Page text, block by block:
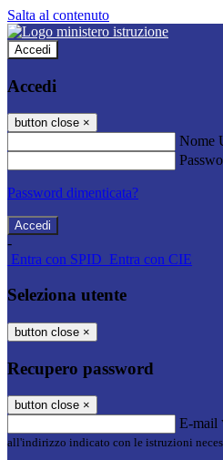
Salta al contenuto
Accedi
Accedi
button close ×
Nome
Password dimenticata?
-
Entra con SPID Entra con CIE
Seleziona utente
button close ×
Recupero password
button close ×
E-mail
all'indirizzo indicato con le istruzioni